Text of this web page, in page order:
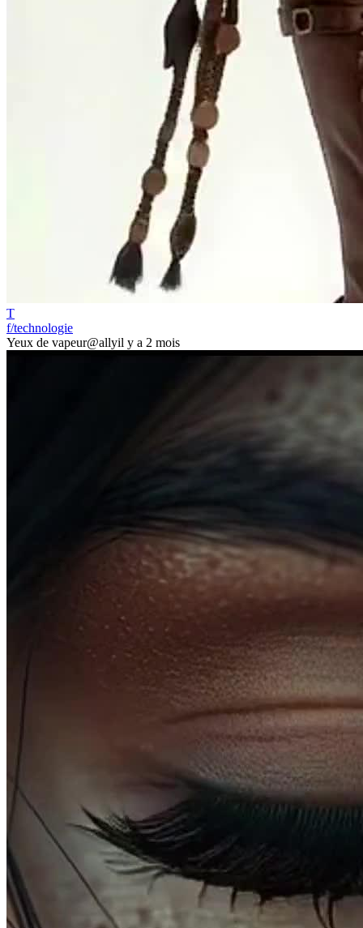
T
f/technologie
Yeux de vapeur@allyil y a 2 mois